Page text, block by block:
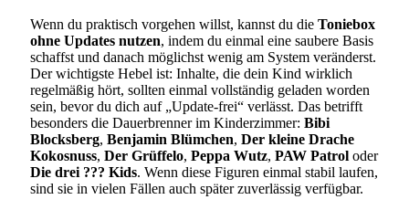
Wenn du praktisch vorgehen willst, kannst du die Toniebox
ohne Updates nutzen, indem du einmal eine saubere Basis
schaffst und danach möglichst wenig am System veränderst.
Der wichtigste Hebel ist: Inhalte, die dein Kind wirklich
regelmäßig hört, sollten einmal vollständig geladen worden
sein, bevor du dich auf „Update-frei“ verlässt. Das betrifft
besonders die Dauerbrenner im Kinderzimmer: Bibi
Blocksberg, Benjamin Blümchen, Der kleine Drache
Kokosnuss, Der Grüffelo, Peppa Wutz, PAW Patrol oder
Die drei ??? Kids. Wenn diese Figuren einmal stabil laufen,
sind sie in vielen Fällen auch später zuverlässig verfügbar.